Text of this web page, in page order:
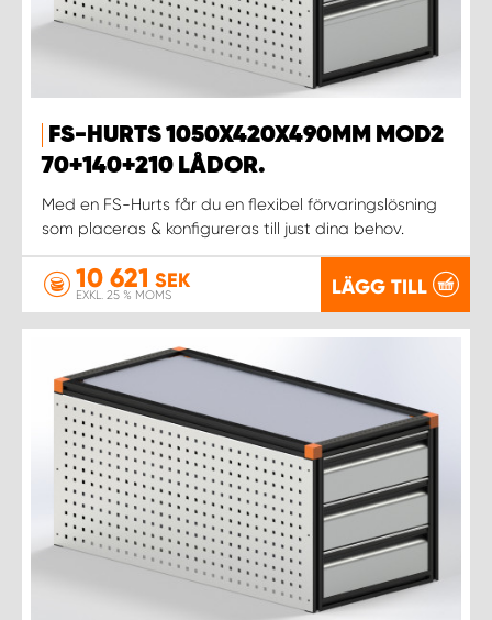
FS-HURTS 1050X420X490MM MOD2
70+140+210 LÅDOR.
Med en FS-Hurts får du en flexibel förvaringslösning
som placeras & konfigureras till just dina behov.
10 621 SEK
EXKL. 25 % MOMS LÄGG TILL